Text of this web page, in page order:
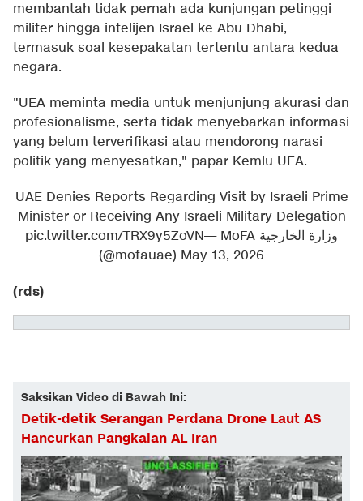
membantah tidak pernah ada kunjungan petinggi
militer hingga intelijen Israel ke Abu Dhabi,
termasuk soal kesepakatan tertentu antara kedua
negara.
"UEA meminta media untuk menjunjung akurasi dan
profesionalisme, serta tidak menyebarkan informasi
yang belum terverifikasi atau mendorong narasi
politik yang menyesatkan," papar Kemlu UEA.
UAE Denies Reports Regarding Visit by Israeli Prime
Minister or Receiving Any Israeli Military Delegation
pic.twitter.com/TRX9y5ZoVN— MoFA وزارة الخارجية
(@mofauae) May 13, 2026
(rds)
Saksikan Video di Bawah Ini:
Detik-detik Serangan Perdana Drone Laut AS
Hancurkan Pangkalan AL Iran